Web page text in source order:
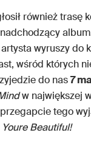
również trasę
wyruszy do
wśród których
do nas7
w największej
tego
Youre Beautiful!